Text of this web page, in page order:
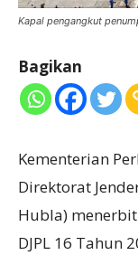
Kapal pengangkut
Bagikan
Kementerian
Direktorat
Hubla)
DJPL 16 Tahun